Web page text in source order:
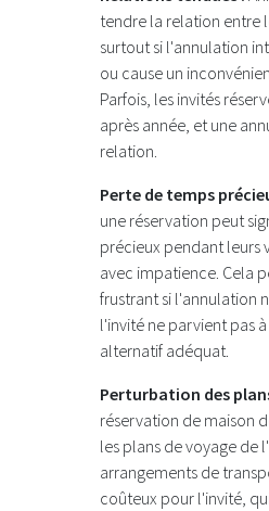
tendre la relation entre
surtout si l'annulation
ou cause un
Parfois, les invités
après année, et une
relation.
Perte de temps
une réservation peut
précieux pendant leurs
avec impatience. Cela
frustrant si l'annulation
l'invité ne parvient pas
alternatif adéquat.
Perturbation des
réservation de maison
les plans de voyage de
arrangements de
coûteux pour l'invité,